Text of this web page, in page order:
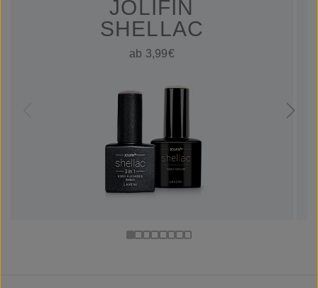
JOLIFIN
SHELLAC
ab 3,99€